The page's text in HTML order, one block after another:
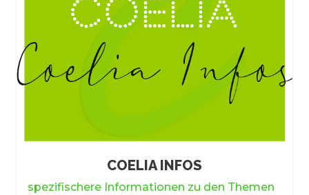
COELIA INFOS
spezifischere Informationen zu den Themen